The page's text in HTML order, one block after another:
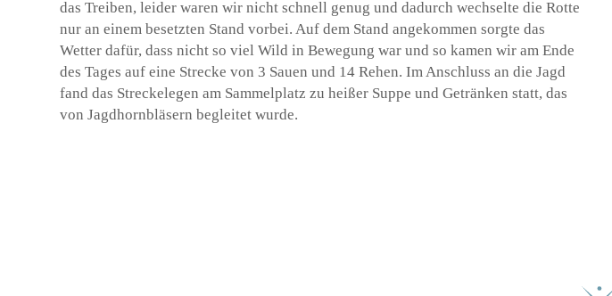
das Treiben, leider waren wir nicht schnell genug und dadurch wechselte die Rotte
nur an einem besetzten Stand vorbei. Auf dem Stand angekommen sorgte das
Wetter dafür, dass nicht so viel Wild in Bewegung war und so kamen wir am Ende
des Tages auf eine Strecke von 3 Sauen und 14 Rehen. Im Anschluss an die Jagd
fand das Streckelegen am Sammelplatz zu heißer Suppe und Getränken statt, das
von Jagdhornbläsern begleitet wurde.